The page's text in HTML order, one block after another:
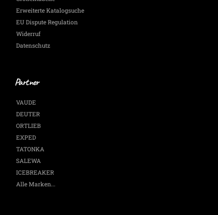
Erweiterte Katalogsuche
EU Dispute Regulation
Widerruf
Datenschutz
Partner
VAUDE
DEUTER
ORTLIEB
EXPED
TATONKA
SALEWA
ICEBREAKER
Alle Marken...